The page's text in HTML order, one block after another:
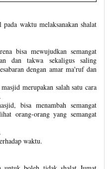
waktu melaksanakan shalat
bisa mewujudkan semangat
dan takwa sekaligus saling
dengan amar ma'ruf dan
merupakan salah satu cara
bisa menambah semangat
orang-orang yang semangat
waktu.